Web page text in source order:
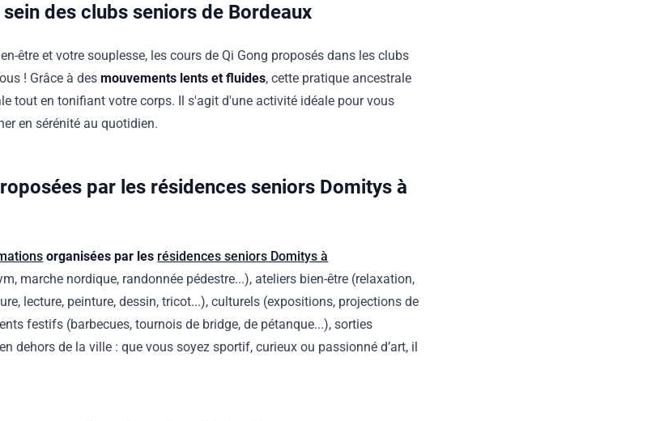
des clubs seniors de Bordeaux
être et votre souplesse, les cours de Qi Gong proposés dans les clubs
! Grâce à desmouvements lents et fluides, cette pratique ancestrale
tout en tonifiant votre corps. Il s'agit d'une activité idéale pour vous
en sérénité au quotidien.
par les résidences seniors Domitys à
organisées par les résidences seniors Domitys à
marche nordique, randonnée pédestre...), ateliers bien-être (relaxation,
lecture, peinture, dessin, tricot...), culturels (expositions, projections de
festifs (barbecues, tournois de bridge, de pétanque...), sorties
dehors de la ville : que vous soyez sportif, curieux ou passionné d’art, il